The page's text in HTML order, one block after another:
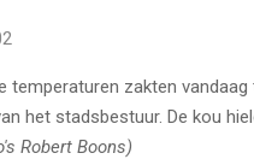
temperaturen zakten
het stadsbestuur. De kou
Robert Boons)